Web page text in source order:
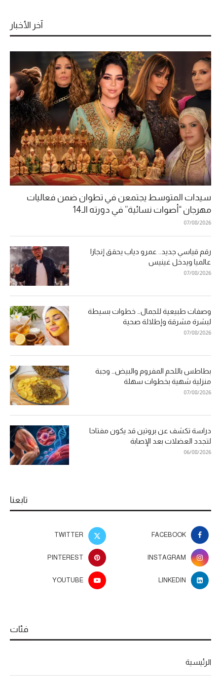
آخر الأخبار
سيدات المتوسط يجتمعن في تطوان ضمن فعاليات
مهرجان “أصوات نسائية” في دورته الـ14
07/08/2026
رقم قياسي جديد.. عمرو دياب يحقق إنجازا
عالميا ويدخل غينيس
07/08/2026
وصفات طبيعية للجمال… خطوات بسيطة
لبشرة مشرقة وإطلالة صحية
07/08/2026
بطاطس باللحم المفروم والبيض… وجبة
منزلية شهية بخطوات سهلة
07/08/2026
دراسة تكشف عن بروتين قد يكون مفتاحا
لتجدد العضلات بعد الإصابة
06/08/2026
تابعنا
FACEBOOK
TWITTER
INSTAGRAM
PINTEREST
LINKEDIN
YOUTUBE
فئات
الرئيسية